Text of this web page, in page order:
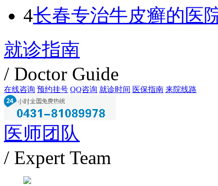
4长春专治牛皮癣的医
就诊指南
/ Doctor Guide
在线咨询 预约挂号 QQ咨询 就诊时间 医保指南 来院线路
医师团队
/ Expert Team